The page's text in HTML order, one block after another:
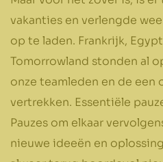
vakanties en verlengde
op te laden. Frankrijk,
Tomorrowland stonden al
onze teamleden en de een
vertrekken. Essentiële
Pauzes om elkaar
nieuwe ideeën en